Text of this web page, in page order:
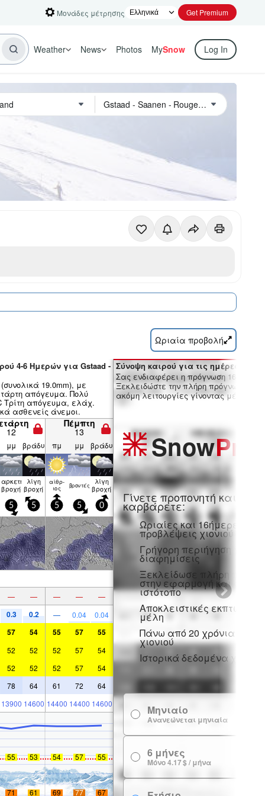
Μονάδες μέτρησης Get Premium
Weather News Photos MySnow Log In
Ωριαία προβολή
4-6 Ημερών για Gstaad -
19.0mm), με
απόγευμα. Πολύ
Τρίτη απόγευμα, ελάχ.
ασθενείς άνεμοι.
12
Πέμπτη
13
μμ βράδυ πμ μμ βράδυ
αρκετή
βροχή
λίγη
βροχή
αίθρ­
ιος βρον­τές λίγη
βροχή
5 5 5 5 0
— — — — —
0.3 0.2 — 0.04 0.04
57 54 55 57 55
52 52 52 57 54
52 52 52 57 54
78 64 61 72 64
13900 14600 14400 14400 14600
55 53 54 57 55
71 61 69 77 67
Σύνοψη καιρού για τις ημέρες 7-16:
Σας ενδιαφέρει η πρόγνωση 16
Ξεκλειδώστε την πλήρη πρόγνωση
ακόμη λειτουργίες γίνοντας μέλος
SnowPro
Γίνετε προπονητή και
καρβάρετε:
Ωριαίες και 16ήμερες
προβλέψεις χιονιού
Γρήγορη περιήγηση χωρίς
διαφημίσεις
Ξεκλείδωσε πλήρη
στην εφαρμογή και στον
ιστότοπο
Αποκλειστικές εκπτώσεις
μέλη
Πάνω από 20 χρόνια
χιονιού
Ιστορικά δεδομένα χιονιού
Μηνιαίο
Ανανεώνεται μηνιαία
6 μήνες
Μόνο 4.17 $ / μήνα